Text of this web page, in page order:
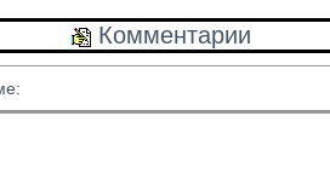
Комментарии